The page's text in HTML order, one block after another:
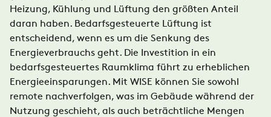
Heizung, Kühlung und Lüftung den größten Anteil
daran haben. Bedarfsgesteuerte Lüftung ist
entscheidend, wenn es um die Senkung des
Energieverbrauchs geht. Die Investition in ein
bedarfsgesteuertes Raumklima führt zu erheblichen
Energieeinsparungen. Mit WISE können Sie sowohl
remote nachverfolgen, was im Gebäude während der
Nutzung geschieht, als auch beträchtliche Mengen